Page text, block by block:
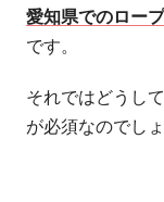
愛知県でのロー
です。
それではどうし
が必須なのでし